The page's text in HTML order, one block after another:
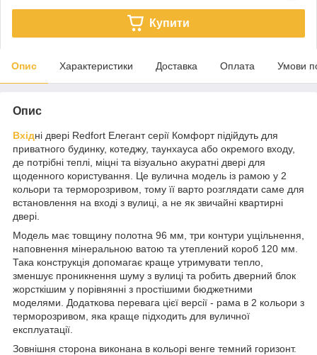
Купити
Опис Характеристики Доставка Оплата Умови
Опис
Вхідні двері Redfort Елегант серії Комфорт підійдуть для
приватного будинку, котеджу, таунхауса або окремого входу,
де потрібні теплі, міцні та візуально акуратні двері для
щоденного користування. Це вулична модель із рамою у 2
кольори та терморозривом, тому її варто розглядати саме для
встановлення на вході з вулиці, а не як звичайні квартирні
двері.
Модель має товщину полотна 96 мм, три контури ущільнення,
наповнення мінеральною ватою та утеплений короб 120 мм.
Така конструкція допомагає краще утримувати тепло,
зменшує проникнення шуму з вулиці та робить дверний блок
жорсткішим у порівнянні з простішими бюджетними
моделями. Додаткова перевага цієї версії - рама в 2 кольори з
терморозривом, яка краще підходить для вуличної
експлуатації.
Зовнішня сторона виконана в кольорі венге темний горизонт.